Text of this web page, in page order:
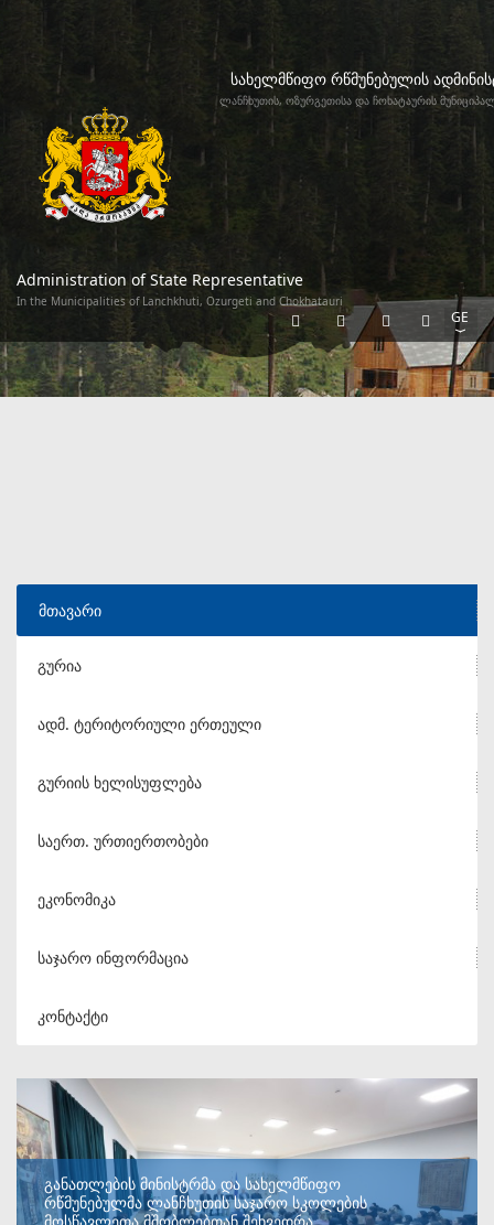
სახელმწიფო რწმუნებულის
ლანჩხუთის, ოზურგეთისა და ჩოხატაურის
Administration of State Representative
In the Municipalities of Lanchkhuti, Ozurgeti and Chokhatauri
GE
EN
RU
მთავარი
გურია
ადმ. ტერიტორიული ერთეული
გურიის ხელისუფლება
საერთ. ურთიერთობები
ეკონომიკა
საჯარო ინფორმაცია
კონტაქტი
განათლების მინისტრმა და სახელმწიფო
რწმუნებულმა ლანჩხუთის საჯარო სკოლების